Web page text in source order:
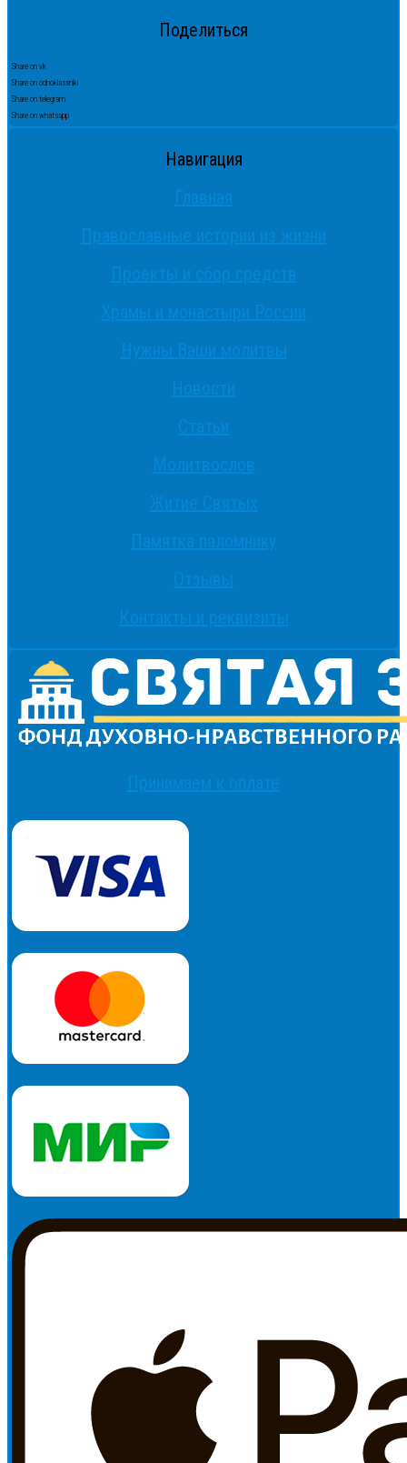
Поделиться
Share on vk
Share on odnoklassniki
Share on telegram
Share on whatsapp
Навигация
Главная
Православные истории из жизни
Проекты и сбор средств
Храмы и монастыри России
Нужны Ваши молитвы
Новости
Статьи
Молитвослов
Житие Святых
Памятка паломнику
Отзывы
Контакты и реквизиты
Принимаем к оплате